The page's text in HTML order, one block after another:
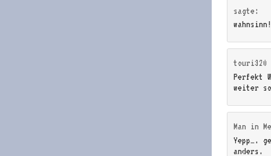
sagte:
touri320
Perfekt
weiter
Man in
Yepp….
anders.